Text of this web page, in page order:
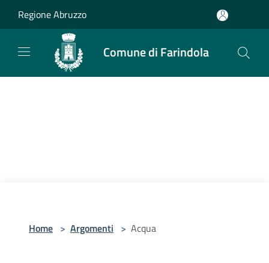
Regione Abruzzo
Comune di Farindola
Home > Argomenti > Acqua